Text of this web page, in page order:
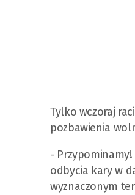
Tylko wczoraj
pozbawienia
-
odbycia kary w
wyznaczonym